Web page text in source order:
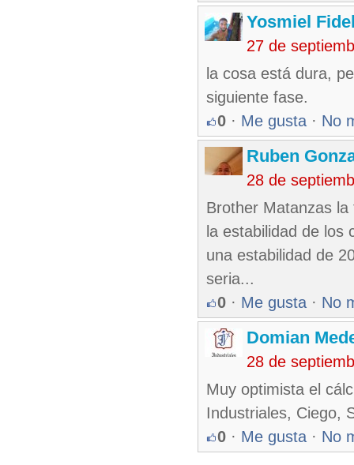
Yosmiel
27 de
la cosa está dura,
siguiente fase.
0 · Me gusta · No
Ruben
28 de
Brother Matanzas
la estabilidad de los
una estabilidad de
seria...
0 · Me gusta · No
Domian
28 de
Muy optimista el
Industriales, Ciego,
0 · Me gusta · No